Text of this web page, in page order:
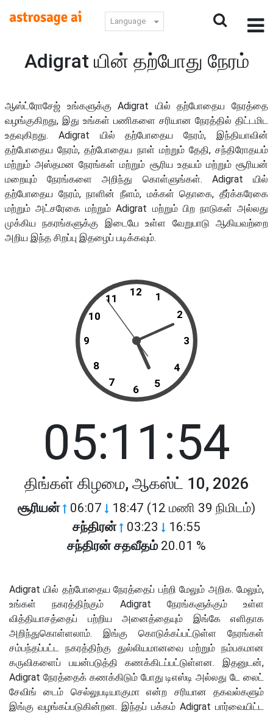
Language
Adigrat யின் தற்போது நேரம்
ஆஸ்ட்ரோசேஜ் உங்களுக்கு Adigrat யில் தற்போதைய நேரத்தை
வழங்குகிறது, இது உங்கள் பணிகளை சரியான நேரத்தில் திட்டமிட
உதவுகிறது. Adigrat யில் தற்போதைய நேரம், இந்தியாவின்
தற்போதைய நேரம், தற்போதைய நாள் மற்றும் தேதி, சந்திரோதயம்
மற்றும் அஸ்தமன நேரங்கள் மற்றும் சூரிய உதயம் மற்றும் சூரியன்
மறையும் நேரங்களை அறிந்து கொள்ளுங்கள். Adigrat யில்
தற்போதைய நேரம், நாளின் நீளம், மக்கள் தொகை, தீர்க்கரேகை
மற்றும் அட்சரேகை மற்றும் Adigrat மற்றும் பிற நாடுகள் அல்லது
முக்கிய நகரங்களுக்கு இடையே உள்ள வேறுபாடு ஆகியவற்றை
அறிய இந்த சிறப்பு இதழைப் படிக்கவும்.
12
11
10
9
8
7
6 5
4
3
2
1
05:11:54
திங்கள் கிழமை, ஆகஸ்ட் 10, 2026
சூரியன் 06:07 18:47 (12 மணி 39 நிமிடம்)
சந்திரன் 03:23 16:55
சந்திரன் சதவீதம்20.01 %
Adigrat யில் தற்போதைய நேரத்தைப் பற்றி மேலும் அறிக. மேலும்,
உங்கள் நகரத்திற்கும் Adigrat நேரங்களுக்கும் உள்ள
வித்தியாசத்தைப் பற்றிய அனைத்தையும் இங்கே எளிதாக
அறிந்துகொள்ளலாம். இங்கு கொடுக்கப்பட்டுள்ள நேரங்கள்
சம்பந்தப்பட்ட நகரத்திற்கு துல்லியமானவை மற்றும் நம்பகமான
கருவிகளைப் பயன்படுத்தி கணக்கிடப்பட்டுள்ளன. இதனுடன்,
Adigrat நேரத்தைக் கணக்கிடும் போது டிஎஸ்டி அல்லது டே லைட்
சேவிங் டைம் செல்லுபடியாகுமா என்ற சரியான தகவல்களும்
இங்கு வழங்கப்படுகின்றன. இந்தப் பக்கம் Adigrat பார்வையிட்ட